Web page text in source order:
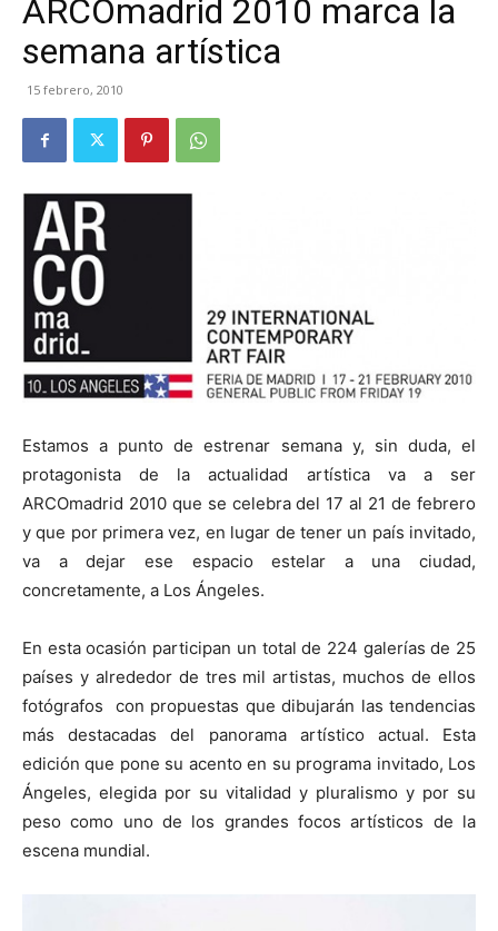
ARCOmadrid 2010 marca la
semana artística
15 febrero, 2010
Estamos a punto de estrenar semana y, sin duda, el
protagonista de la actualidad artística va a ser
ARCOmadrid 2010 que se celebra del 17 al 21 de febrero
y que por primera vez, en lugar de tener un país invitado,
va a dejar ese espacio estelar a una ciudad,
concretamente, a Los Ángeles.
En esta ocasión participan un total de 224 galerías de 25
países y alrededor de tres mil artistas, muchos de ellos
fotógrafos con propuestas que dibujarán las tendencias
más destacadas del panorama artístico actual. Esta
edición que pone su acento en su programa invitado, Los
Ángeles, elegida por su vitalidad y pluralismo y por su
peso como uno de los grandes focos artísticos de la
escena mundial.